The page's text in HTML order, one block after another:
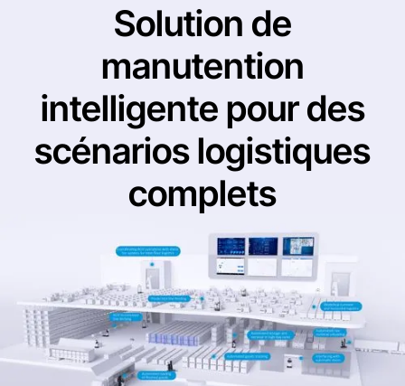
Solution de
manutention
intelligente pour des
scénarios logistiques
complets